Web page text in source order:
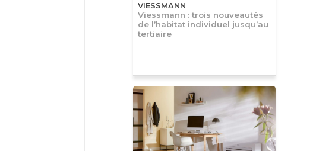
VIESSMANN
Viessmann : trois nouveautés
de l’habitat individuel jusqu’au
tertiaire